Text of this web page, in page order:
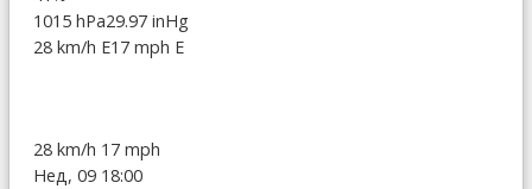
1015 hPa29.97 inHg
28 km/h E17 mph E
28 km/h 17 mph
Нед, 09 18:00